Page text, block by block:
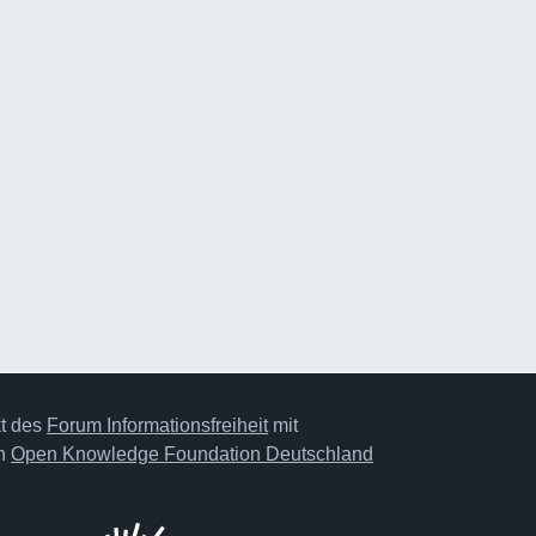
des Forum Informationsfreiheitmit
Open Knowledge Foundation Deutschland